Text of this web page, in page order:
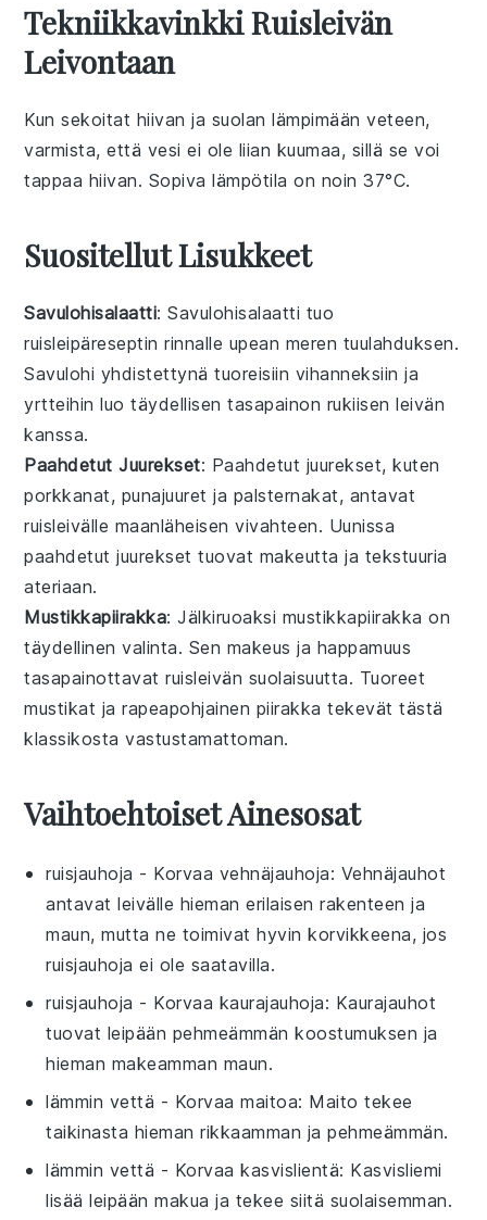
Tekniikkavinkki Ruisleivän
Leivontaan
Kun sekoitat hiivan ja suolan lämpimäänveteen,
varmista, että vesi ei ole liian kuumaa, sillä se voi
tappaa hiivan. Sopiva lämpötila on noin 37°C.
Suositellut Lisukkeet
Savulohisalaatti: Savulohisalaatti tuo
ruisleipäreseptin rinnalle upean meren tuulahduksen.
Savulohi yhdistettynätuoreisiin vihanneksiin ja
yrtteihin luo täydellisentasapainon rukiisen leivän
kanssa.
Paahdetut Juurekset: Paahdetut juurekset, kuten
porkkanat, punajuuret ja palsternakat, antavat
ruisleivälle maanläheisenvivahteen. Uunissa
paahdetut juurekset tuovat makeutta ja tekstuuria
ateriaan.
Mustikkapiirakka: Jälkiruoaksi mustikkapiirakka on
täydellinen valinta. Sen makeus ja happamuus
tasapainottavatruisleivän suolaisuutta. Tuoreet
mustikat jarapeapohjainen piirakka tekevät tästä
klassikosta vastustamattoman.
Vaihtoehtoiset Ainesosat
ruisjauhoja - Korvaa vehnäjauhoja: Vehnäjauhot
antavat leivälle hieman erilaisen rakenteen ja
maun, mutta ne toimivat hyvin korvikkeena, jos
ruisjauhoja ei ole saatavilla.
ruisjauhoja - Korvaa kaurajauhoja: Kaurajauhot
tuovat leipään pehmeämmän koostumuksen ja
hieman makeamman maun.
lämmin vettä - Korvaamaitoa: Maito tekee
taikinasta hieman rikkaamman ja pehmeämmän.
lämmin vettä - Korvaakasvislientä: Kasvisliemi
lisää leipään makua ja tekee siitä suolaisemman.